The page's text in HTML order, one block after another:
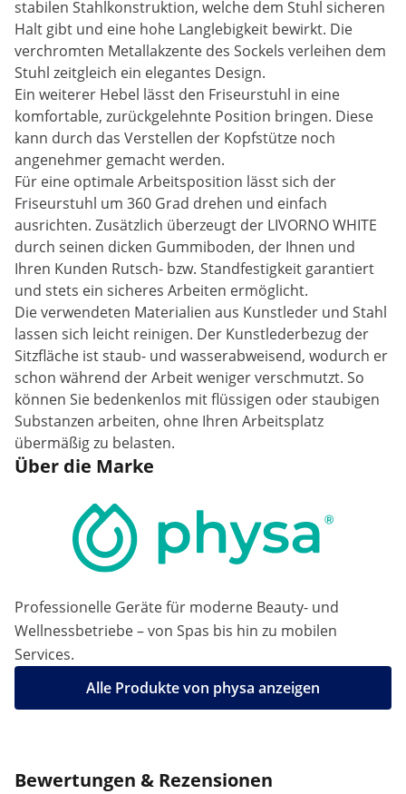
stabilen Stahlkonstruktion, welche dem Stuhl sicheren
Halt gibt und eine hohe Langlebigkeit bewirkt. Die
verchromten Metallakzente des Sockels verleihen dem
Stuhl zeitgleich ein elegantes Design.
Ein weiterer Hebel lässt den Friseurstuhl in eine
komfortable, zurückgelehnte Position bringen. Diese
kann durch das Verstellen der Kopfstütze noch
angenehmer gemacht werden.
Für eine optimale Arbeitsposition lässt sich der
Friseurstuhl um 360 Grad drehen und einfach
ausrichten. Zusätzlich überzeugt der LIVORNO WHITE
durch seinen dicken Gummiboden, der Ihnen und
Ihren Kunden Rutsch- bzw. Standfestigkeit garantiert
und stets ein sicheres Arbeiten ermöglicht.
Die verwendeten Materialien aus Kunstleder und Stahl
lassen sich leicht reinigen. Der Kunstlederbezug der
Sitzfläche ist staub- und wasserabweisend, wodurch er
schon während der Arbeit weniger verschmutzt. So
können Sie bedenkenlos mit flüssigen oder staubigen
Substanzen arbeiten, ohne Ihren Arbeitsplatz
übermäßig zu belasten.
Über die Marke
Professionelle Geräte für moderne Beauty- und
Wellnessbetriebe – von Spas bis hin zu mobilen
Services.
Alle Produkte von physa anzeigen
Bewertungen & Rezensionen